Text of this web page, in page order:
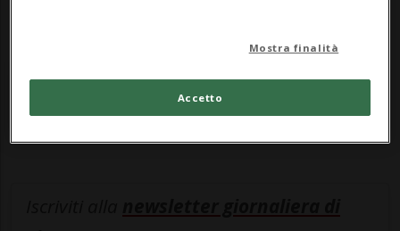
Entra nelcanale WhatsAppdi
Ticinonline.
Mostra finalità
Accetto